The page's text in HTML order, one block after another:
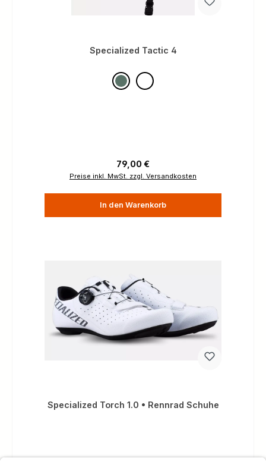
Specialized Tactic 4
Regulärer Preis:
79,00 €
Preise inkl. MwSt. zzgl. Versandkosten
In den Warenkorb
Specialized Torch 1.0 • Rennrad Schuhe